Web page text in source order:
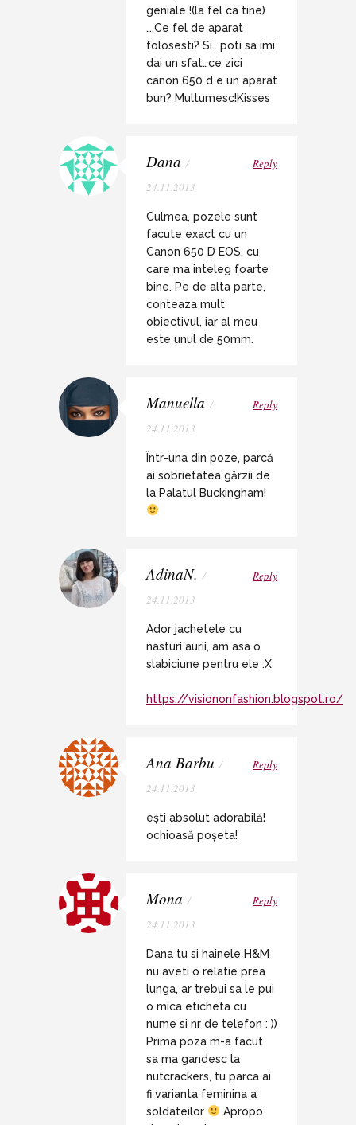
geniale !(la fel ca tine)
….Ce fel de aparat
folosesti? Si.. poti sa imi
dai un sfat…ce zici
canon 650 d e un aparat
bun? Multumesc!Kisses
Dana /
24.11.2013
Reply
Culmea, pozele sunt
facute exact cu un
Canon 650 D EOS, cu
care ma inteleg foarte
bine. Pe de alta parte,
conteaza mult
obiectivul, iar al meu
este unul de 50mm.
Manuella /
24.11.2013
Reply
Într-una din poze, parcă
ai sobrietatea gărzii de
la Palatul Buckingham!
AdinaN. /
24.11.2013
Reply
Ador jachetele cu
nasturi aurii, am asa o
slabiciune pentru ele :X
https://visiononfashion.blogspot.ro/
Ana Barbu /
24.11.2013
Reply
ești absolut adorabilă!
ochioasă poșeta!
Mona /
24.11.2013
Reply
Dana tu si hainele H&M
nu aveti o relatie prea
lunga, ar trebui sa le pui
o mica eticheta cu
nume si nr de telefon : ))
Prima poza m-a facut
sa ma gandesc la
nutcrackers, tu parca ai
fi varianta feminina a
soldateilor
Apropo